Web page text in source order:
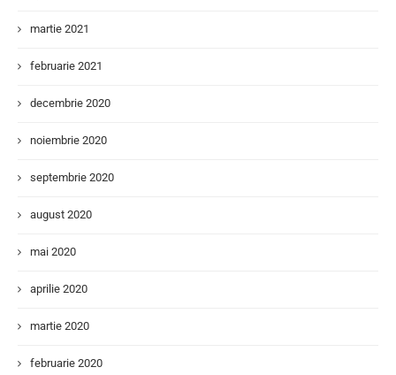
martie 2021
februarie 2021
decembrie 2020
noiembrie 2020
septembrie 2020
august 2020
mai 2020
aprilie 2020
martie 2020
februarie 2020